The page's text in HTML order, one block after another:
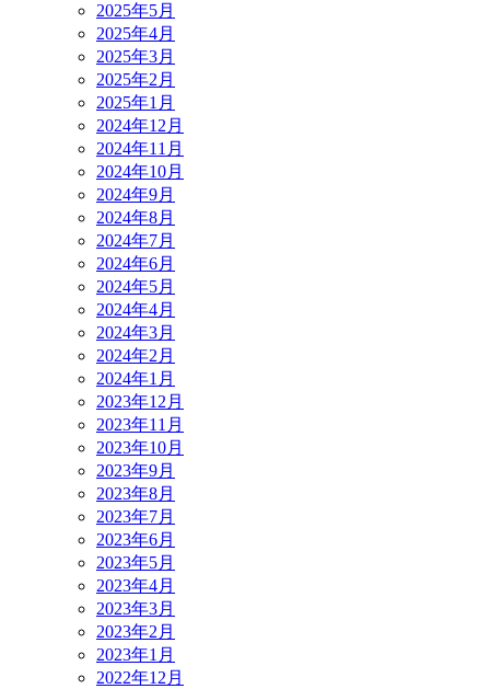
2025年5月
2025年4月
2025年3月
2025年2月
2025年1月
2024年12月
2024年11月
2024年10月
2024年9月
2024年8月
2024年7月
2024年6月
2024年5月
2024年4月
2024年3月
2024年2月
2024年1月
2023年12月
2023年11月
2023年10月
2023年9月
2023年8月
2023年7月
2023年6月
2023年5月
2023年4月
2023年3月
2023年2月
2023年1月
2022年12月